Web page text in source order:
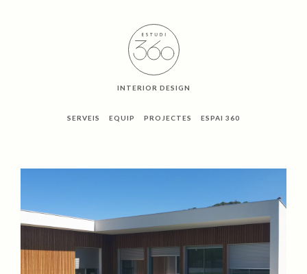
INTERIOR DESIGN
SERVEIS EQUIP PROJECTES ESPAI 360